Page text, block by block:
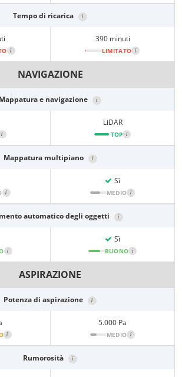
Tempo di ricarica i
i
390 minuti
LIMITATO i
NAVIGAZIONE
Mappatura e navigazione i
i
LiDAR
TOP i
Mappatura multipiano i
i
Sì
MEDIO i
automatico degli oggetti i
i
Sì
BUONO i
ASPIRAZIONE
Potenza di aspirazione i
i
5.000 Pa
MEDIO i
Rumorosità i